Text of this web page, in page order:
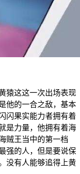
猿这这一次出场表现
他的一合之敌，基本
闪果实能力者拥有着
是力量，他拥有着海
贼王当中的第一档
强的人，但是要说保
没有人能够追得上黄